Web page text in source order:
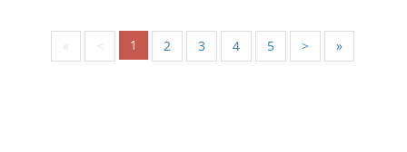
« < 1 2 3 4 5 > »